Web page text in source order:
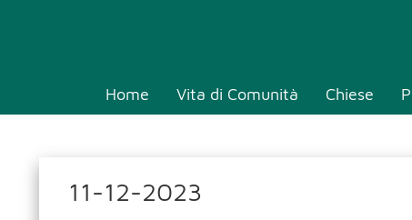
Home Vita di Comunità Chiese
11-12-2023